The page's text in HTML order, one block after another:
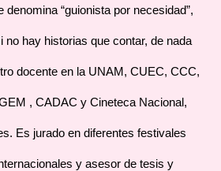
denomina “guionista por necesidad”,
no hay historias que contar, de nada
docente en la UNAM, CUEC, CCC,
, CADAC y Cineteca Nacional,
Es jurado en diferentes festivales
y asesor de tesis y